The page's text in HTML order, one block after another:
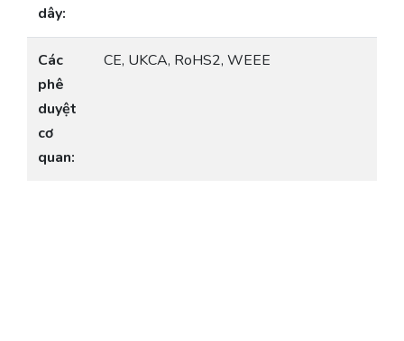
dây:
Các
phê
duyệt
cơ
quan:
CE, UKCA, RoHS2, WEEE